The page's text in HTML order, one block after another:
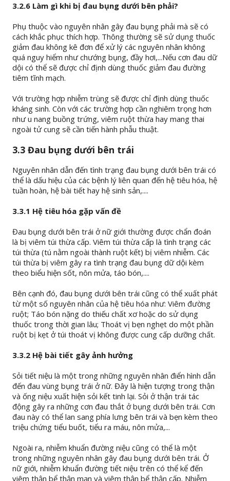
3.2.6 Làm gì khi bị đau bụng dưới bên phải?
Phụ thuộc vào nguyên nhân gây đau bụng phải mà sẽ có
cách khắc phục thích hợp. Thông thường sẽ sử dụng thuốc
giảm đau không kê đơn để xử lý các nguyên nhân không
quá nguy hiểm như chướng bụng, đầy hơi,...Nếu cơn đau dữ
dội có thể sẽ được chỉ định dùng thuốc giảm đau đường
tiêm tĩnh mạch.
Với trường hợp nhiễm trùng sẽ được chỉ định dùng thuốc
kháng sinh. Còn với các trường hợp cần nghiêm trọng hơn
như u nang buồng trứng, viêm ruột thừa hay mang thai
ngoài tử cung sẽ cần tiến hành phẫu thuật.
3.3 Đau bụng dưới bên trái
Nguyên nhân dẫn đến tình trạng đau bụng dưới bên trái có
thể là dấu hiệu của các bệnh lý liên quan đến hệ tiêu hóa, hệ
tuần hoàn, hệ bài tiết hay hệ sinh sản,....
3.3.1 Hệ tiêu hóa gặp vấn đề
Đau bụng dưới bên trái ở nữ giới thường được chẩn đoán
là bị viêm túi thừa cấp. Viêm túi thừa cấp là tình trạng các
túi thừa (tú nằm ngoài thành ruột kết) bị viêm nhiễm. Các
túi thừa bị viêm gây ra tình trạng đau bụng dữ dội kèm
theo biểu hiện sốt, nôn mửa, táo bón,....
Bên cạnh đó, đau bụng dưới bên trái cũng có thể xuất phát
từ một số nguyên nhân của hệ tiêu hóa như: Viêm đường
ruột; Táo bón nặng do thiếu chất xơ hoặc do sử dụng
thuốc trong thời gian lâu; Thoát vị bẹn nghẹt do một phần
ruột bị kẹt ở túi thoát vị không được cung cấp dưỡng chất.
3.3.2 Hệ bài tiết gây ảnh hưởng
Sỏi tiết niệu là một trong những nguyên nhân điển hình dẫn
đến đau vùng bụng trái ở nữ. Đây là hiện tượng trong thận
và ống niệu xuất hiện sỏi kết tinh lại. Sỏi ở thận trái tác
động gây ra những cơn đau thắt ở bụng dưới bên trái. Cơn
đau này có thể lan sang phía lưng bên trái và bẹn kèm theo
triệu chứng tiểu buốt, tiểu ra máu, nôn mửa,...
Ngoài ra, nhiễm khuẩn đường niệu cũng có thể là một
trong những nguyên nhân gây đau bụng dưới bên trái. Ở
nữ giới, nhiễm khuẩn đường tiết niệu trên có thể kể đến
viêm thận bể thận mạn và viêm thận bể thận cấp. Nhiễm